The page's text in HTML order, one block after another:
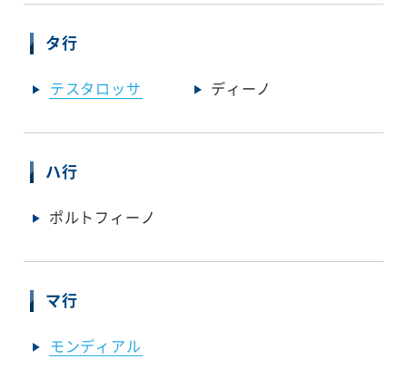
タ行
テスタロッサ ディーノ
ハ行
ポルトフィーノ
マ行
モンディアル